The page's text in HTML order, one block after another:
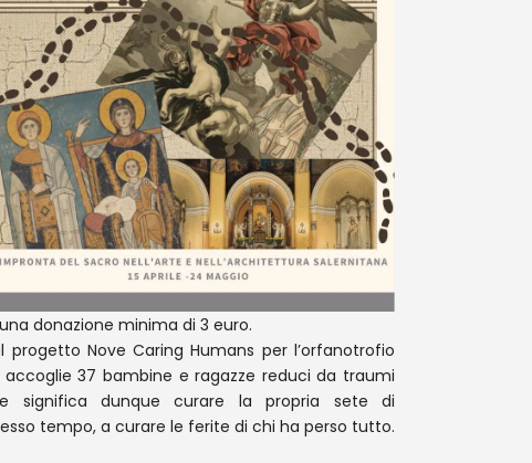
donazione minima di 3 euro.
progetto Nove Caring Humans per l’orfanotrofio
accoglie 37 bambine e ragazze reduci da traumi
significa dunque curare la propria sete di
tempo, a curare le ferite di chi ha perso tutto.